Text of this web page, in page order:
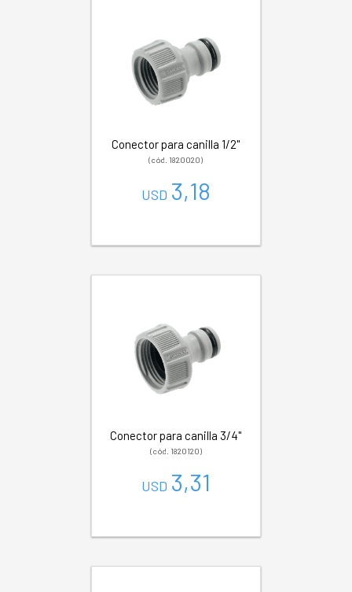
Conector para canilla 1/2"
(cód. 1820020)
USD 3,18
Conector para canilla 3/4"
(cód. 1820120)
USD 3,31